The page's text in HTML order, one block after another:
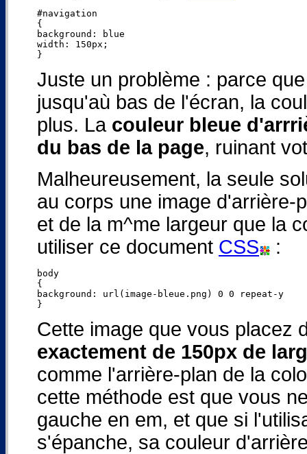
#navigation
{
background: blue
width: 150px;
Juste un problème : parce
jusqu'aù bas de l'écran, la
plus. La couleur bleue
du bas de la page, ruinant
Malheureusement, la seule
au corps une image d'arrière-
et de la m^me largeur que la
utiliser ce document CSS :
body
{
background: url(image-bleue.png) 0 0 repeat-y
Cette image que vous placez
exactement de 150px de
comme l'arrière-plan de la
cette méthode est que vous
gauche en em, et que si
s'épanche, sa couleur